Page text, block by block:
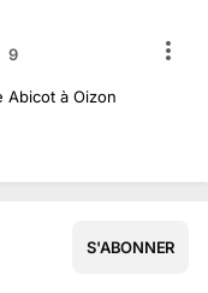
9
Abicot à Oizon
S'ABONNER